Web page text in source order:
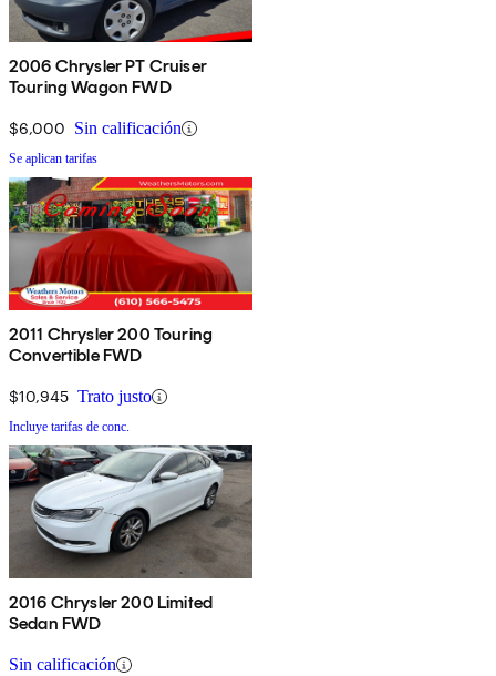
2006 Chrysler PT Cruiser
Touring Wagon FWD
$6,000 Sin calificación
Se aplican tarifas
2011 Chrysler 200 Touring
Convertible FWD
$10,945 Trato justo
Incluye tarifas de conc.
2016 Chrysler 200 Limited
Sedan FWD
Sin calificación